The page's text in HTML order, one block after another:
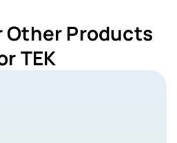
Other Products
TEK